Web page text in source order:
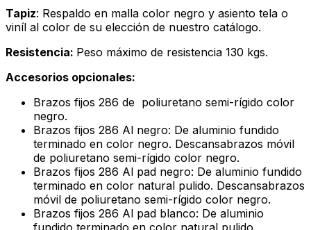
Tapiz: Respaldo en malla color negro y asiento tela o
viníl al color de su elección de nuestro catálogo.
Resistencia: Peso máximo de resistencia 130 kgs.
Accesorios opcionales:
Brazos fijos 286 de poliuretano semi-rígido color
negro.
Brazos fijos 286 Al negro: De aluminio fundido
terminado en color negro. Descansabrazos móvil
de poliuretano semi-rígido color negro.
Brazos fijos 286 Al pad negro: De aluminio fundido
terminado en color natural pulido. Descansabrazos
móvil de poliuretano semi-rígido color negro.
Brazos fijos 286 Al pad blanco: De aluminio
fundido terminado en color natural pulido.